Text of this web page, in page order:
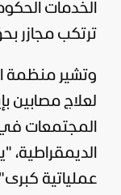
الخدمات
ترتكب مجازر
وتشير منظمة
لعلاج مصابين
المجتمعات
الديمقراطية،
عملياتية